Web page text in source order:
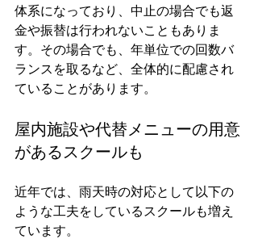
体系になっており、中止の場合でも返
金や振替は行われないこともありま
す。その場合でも、年単位での回数バ
ランスを取るなど、全体的に配慮され
ていることがあります。
屋内施設や代替メニューの用意
があるスクールも
近年では、雨天時の対応として以下の
ような工夫をしているスクールも増え
ています。